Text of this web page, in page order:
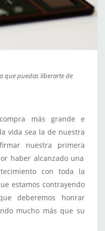
que puedas liberarte de
más grande e
vida sea la de nuestra
nuestra primera
haber alcanzado una
con toda la
estamos contrayendo
deberemos honrar
mucho más que su